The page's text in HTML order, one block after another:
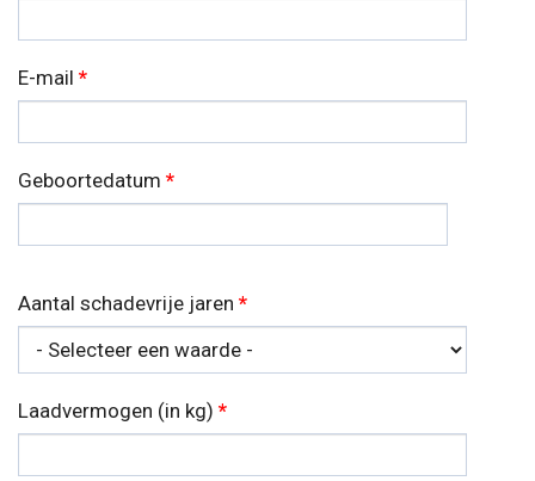
E-mail *
Geboortedatum *
Aantal schadevrije jaren *
Laadvermogen (in kg) *